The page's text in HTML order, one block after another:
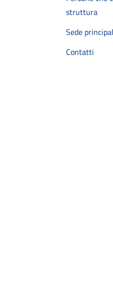
struttura
Sede
Contatti